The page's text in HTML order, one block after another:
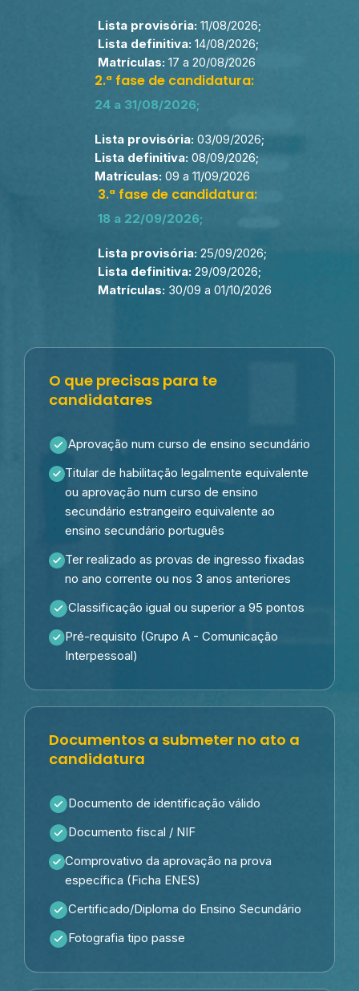
Lista provisória: 11/08/2026;
Lista definitiva: 14/08/2026;
Matrículas: 17 a 20/08/2026
2.ª fase de candidatura:
24 a 31/08/2026;
Lista provisória: 03/09/2026;
Lista definitiva: 08/09/2026;
Matrículas: 09 a 11/09/2026
3.ª fase de candidatura:
18 a 22/09/2026;
Lista provisória:25/09/2026;
Lista definitiva:29/09/2026;
Matrículas:30/09 a 01/10/2026
O que precisas para te
candidatares
Aprovação num curso de ensino secundário
Titular de habilitação legalmente equivalente
ou aprovação num curso de ensino
secundário estrangeiro equivalente ao
ensino secundário português
Ter realizado as provas de ingresso fixadas
no ano corrente ou nos 3 anos anteriores
Classificação igual ou superior a 95 pontos
Pré-requisito (Grupo A - Comunicação
Interpessoal)
Documentos a submeter no ato a
candidatura
Documento de identificação válido
Documento fiscal / NIF
Comprovativo da aprovação na prova
específica (Ficha ENES)
Certificado/Diploma do Ensino Secundário
Fotografia tipo passe